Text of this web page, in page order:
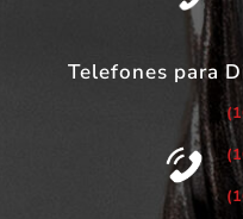
Telefones para